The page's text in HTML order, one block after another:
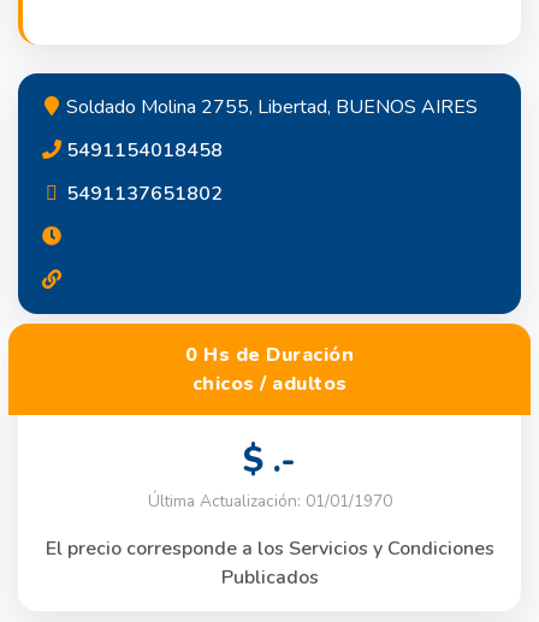
Soldado Molina 2755, Libertad, BUENOS AIRES
5491154018458
5491137651802
0 Hs de Duración
chicos / adultos
$ .-
Última Actualización: 01/01/1970
El precio corresponde a los Servicios y Condiciones
Publicados